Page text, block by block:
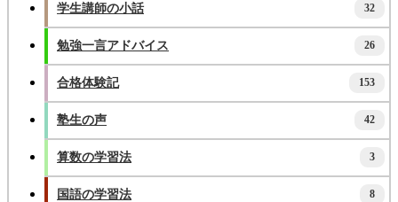
学生講師の小話 32
勉強一言アドバイス 26
合格体験記 153
塾生の声 42
算数の学習法 3
国語の学習法 8